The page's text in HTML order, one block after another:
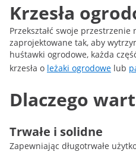
Krzesła
Przekształć swoje
zaprojektowane tak, aby
huśtawki ogrodowe, każda
krzesła o leżaki ogrodowe lub
Dlaczego
Trwałe i solidne
Zapewniając długotrwałe